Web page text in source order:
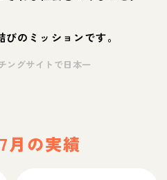
のミッションです。
ングサイトで日本一
月の実績